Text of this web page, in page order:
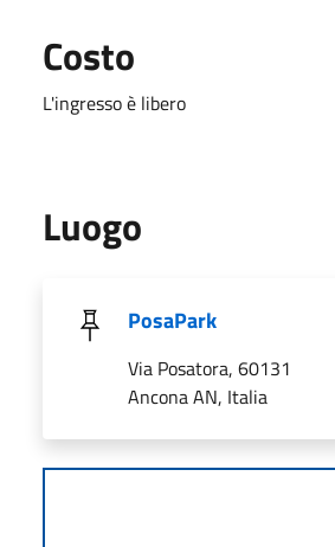
Costo
L'ingresso è libero
Luogo
PosaPark
Via Posatora, 60131
Ancona AN, Italia